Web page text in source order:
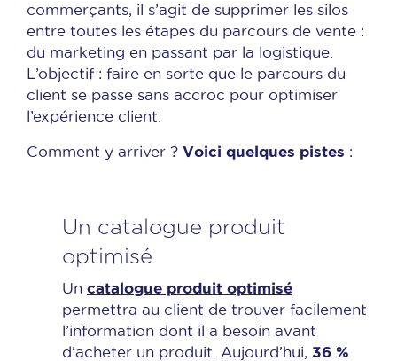
commerçants, il s’agit de supprimer les silos
entre toutes les étapes du parcours de vente :
du marketing en passant par la logistique.
L’objectif : faire en sorte que le parcours du
client se passe sans accroc pour optimiser
l’expérience client.
Comment y arriver ? Voici quelques pistes :
Un catalogue produit
optimisé
Un catalogue produit optimisé
permettra au client de trouver facilement
l’information dont il a besoin avant
d’acheter un produit. Aujourd’hui, 36 %